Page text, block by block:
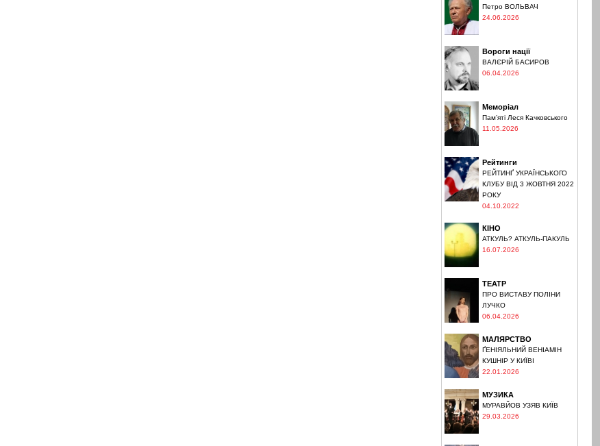
Петро ВОЛЬВАЧ
24.06.2026
Вороги нації
ВАЛЄРІЙ БАСИРОВ
06.04.2026
Меморіал
Пам’яті Леся Качковського
11.05.2026
Рейтинги
РЕЙТИНҐ УКРАЇНСЬКОГО
КЛУБУ ВІД 3 ЖОВТНЯ 2022
РОКУ
04.10.2022
КІНО
АТКУЛЬ? АТКУЛЬ-ПАКУЛЬ
16.07.2026
ТЕАТР
ПРО ВИСТАВУ ПОЛІНИ
ЛУЧКО
06.04.2026
МАЛЯРСТВО
ҐЕНІЯЛЬНИЙ ВЕНІАМІН
КУШНІР У КИЇВІ
22.01.2026
МУЗИКА
МУРАВЙОВ УЗЯВ КИЇВ
29.03.2026